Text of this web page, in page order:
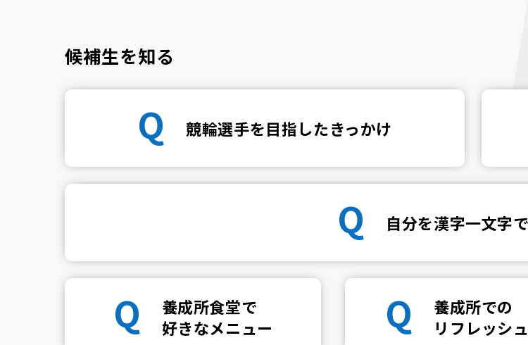
候補生を知る
Q 競輪選手を目指したきっかけ
Q 自分を漢字一文字
Q
養成所食堂で
好きなメニュー
Q
養成所での
リフレッシ